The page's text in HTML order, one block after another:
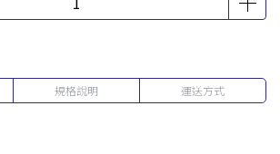
規格說明 運送方式